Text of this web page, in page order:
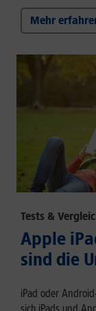
Mehr
Tests &
Apple
sind die
iPad oder